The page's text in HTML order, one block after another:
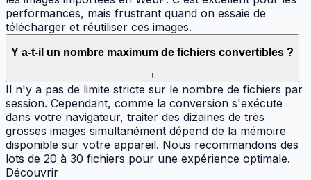
performances, mais frustrant quand on essaie de
télécharger et réutiliser ces images.
Y a-t-il un nombre maximum de fichiers convertibles ?
+
Il n'y a pas de limite stricte sur le nombre de fichiers par
session. Cependant, comme la conversion s'exécute
dans votre navigateur, traiter des dizaines de très
grosses images simultanément dépend de la mémoire
disponible sur votre appareil. Nous recommandons des
lots de 20 à 30 fichiers pour une expérience optimale.
Découvrir